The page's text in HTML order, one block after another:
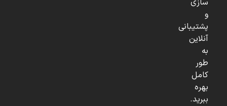
سازی
و
پشتیبانی
آنلاین
به
طور
کامل
بهره
ببرید.